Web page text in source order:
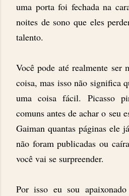
uma porta foi fechada na
noites de sono que eles
talento.
Você pode até realmente ser
coisa, mas isso não significa
uma coisa fácil. Picasso
comuns antes de achar o seu
Gaiman quantas páginas ele
não foram publicadas ou
você vai se surpreender.
Por isso eu sou